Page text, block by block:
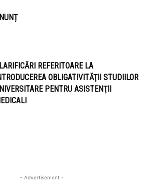
REFERITOARE LA
OBLIGATIVITĂŢII STUDIILOR
PENTRU ASISTENŢII
- Advertisement -